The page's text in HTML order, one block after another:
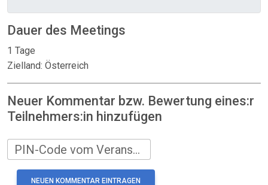
Dauer des Meetings
1 Tage
Zielland: Österreich
Neuer Kommentar bzw. Bewertung eines:r
Teilnehmers:in hinzufügen
PIN-Code vom Veranstalter